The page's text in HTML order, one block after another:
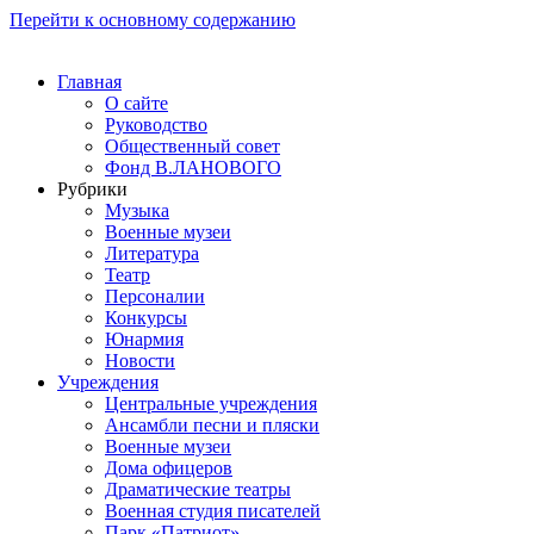
Перейти к основному содержанию
Главная
О сайте
Руководство
Общественный совет
Фонд В.ЛАНОВОГО
Рубрики
Музыка
Военные музеи
Литература
Театр
Персоналии
Конкурсы
Юнармия
Новости
Учреждения
Центральные учреждения
Ансамбли песни и пляски
Военные музеи
Дома офицеров
Драматические театры
Военная студия писателей